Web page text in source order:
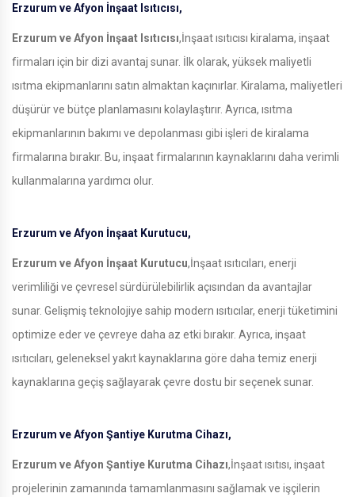
Erzurum ve Afyon İnşaat Isıtıcısı,
Erzurum ve Afyon İnşaat Isıtıcısı,İnşaat ısıtıcısı kiralama, inşaat
firmaları için bir dizi avantaj sunar. İlk olarak, yüksek maliyetli
ısıtma ekipmanlarını satın almaktan kaçınırlar. Kiralama, maliyetleri
düşürür ve bütçe planlamasını kolaylaştırır. Ayrıca, ısıtma
ekipmanlarının bakımı ve depolanması gibi işleri de kiralama
firmalarına bırakır. Bu, inşaat firmalarının kaynaklarını daha verimli
kullanmalarına yardımcı olur.
Erzurum ve Afyon İnşaat Kurutucu,
Erzurum ve Afyon İnşaat Kurutucu,İnşaat ısıtıcıları, enerji
verimliliği ve çevresel sürdürülebilirlik açısından da avantajlar
sunar. Gelişmiş teknolojiye sahip modern ısıtıcılar, enerji tüketimini
optimize eder ve çevreye daha az etki bırakır. Ayrıca, inşaat
ısıtıcıları, geleneksel yakıt kaynaklarına göre daha temiz enerji
kaynaklarına geçiş sağlayarak çevre dostu bir seçenek sunar.
Erzurum ve Afyon Şantiye Kurutma Cihazı,
Erzurum ve Afyon Şantiye Kurutma Cihazı,İnşaat ısıtısı, inşaat
projelerinin zamanında tamamlanmasını sağlamak ve işçilerin